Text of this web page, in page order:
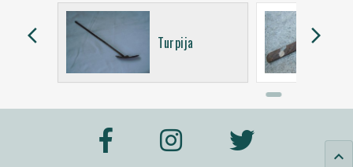
arrow_back_ios
drveni Turpija arrow_forward_ios
keyboard_arrow_up